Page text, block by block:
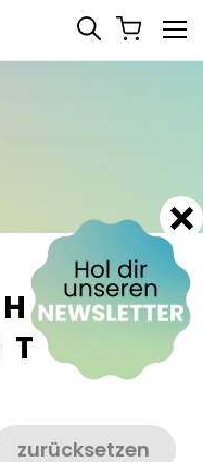
H I J K L
T U
zurücksetzen